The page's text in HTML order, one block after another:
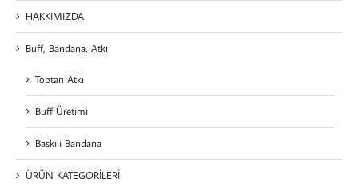
HAKKIMIZDA
Buff, Bandana, Atkı
Toptan Atkı
Buff Üretimi
Baskılı Bandana
ÜRÜN KATEGORİLERİ